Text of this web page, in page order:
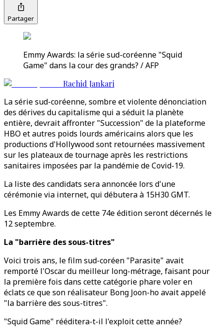
Partager
Emmy Awards: la série sud-coréenne "Squid
Game" dans la cour des grands? / AFP
Rachid Jankari
La série sud-coréenne, sombre et violente dénonciation
des dérives du capitalisme qui a séduit la planète
entière, devrait affronter "Succession" de la plateforme
HBO et autres poids lourds américains alors que les
productions d'Hollywood sont retournées massivement
sur les plateaux de tournage après les restrictions
sanitaires imposées par la pandémie de Covid-19.
La liste des candidats sera annoncée lors d'une
cérémonie via internet, qui débutera à 15H30 GMT.
Les Emmy Awards de cette 74e édition seront décernés le
12 septembre.
La "barrière des sous-titres"
Voici trois ans, le film sud-coréen "Parasite" avait
remporté l'Oscar du meilleur long-métrage, faisant pour
la première fois dans cette catégorie phare voler en
éclats ce que son réalisateur Bong Joon-ho avait appelé
"la barrière des sous-titres".
"Squid Game" rééditera-t-il l'exploit cette année?